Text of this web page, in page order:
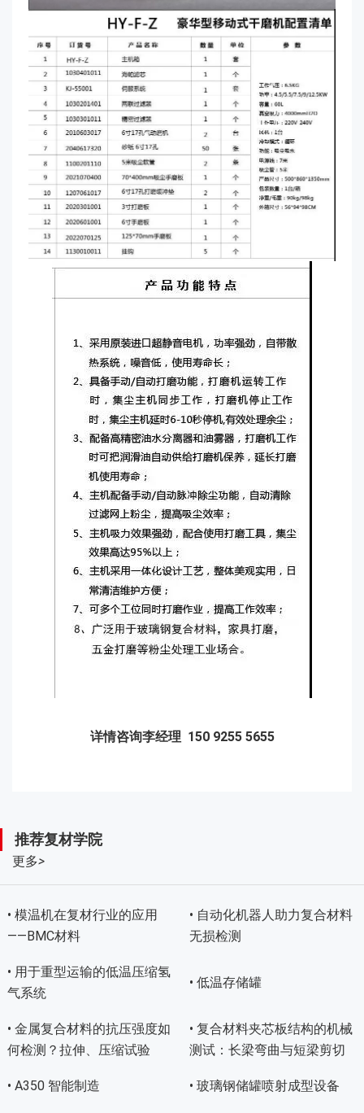
详情咨询李经理 150 9255 5655
推荐复材学院
更多>
• 模温机在复材行业的应用
——BMC材料
• 自动化机器人助力复合材料
无损检测
• 用于重型运输的低温压缩氢
气系统
• 低温存储罐
• 金属复合材料的抗压强度如
何检测？拉伸、压缩试验
• 复合材料夹芯板结构的机械
测试：长梁弯曲与短梁剪切
• A350 智能制造 • 玻璃钢储罐喷射成型设备